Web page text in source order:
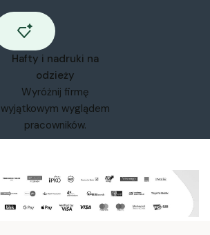
Hafty i nadruki na
odzieży
Wyróżnij firmę
wyjątkowym wyglądem
pracowników.